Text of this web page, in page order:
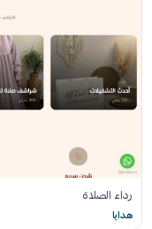
رداء الصلاة
هدايا